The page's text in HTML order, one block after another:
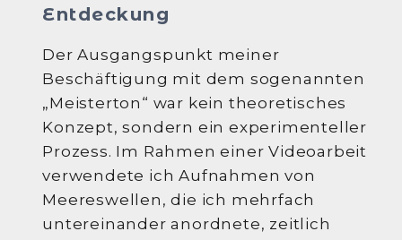
Entdeckung
Der Ausgangspunkt meiner
Beschäftigung mit dem sogenannten
„Meisterton“ war kein theoretisches
Konzept, sondern ein experimenteller
Prozess. Im Rahmen einer Videoarbeit
verwendete ich Aufnahmen von
Meereswellen, die ich mehrfach
untereinander anordnete, zeitlich